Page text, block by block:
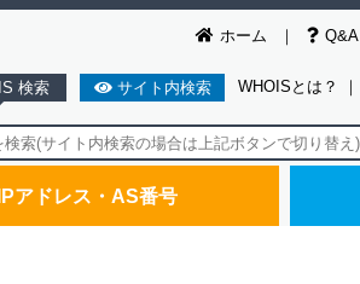
ホーム Q&A
検索 サイト内検索 WHOISとは？ ｜
アドレス・AS番号